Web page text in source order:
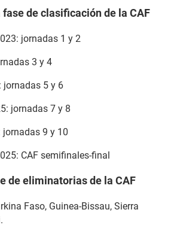
fase de clasificación de la CAF
jornadas 1 y 2
3 y 4
jornadas 5 y 6
jornadas 7 y 8
jornadas 9 y 10
CAF semifinales-final
de eliminatorias de la CAF
Faso, Guinea-Bissau, Sierra